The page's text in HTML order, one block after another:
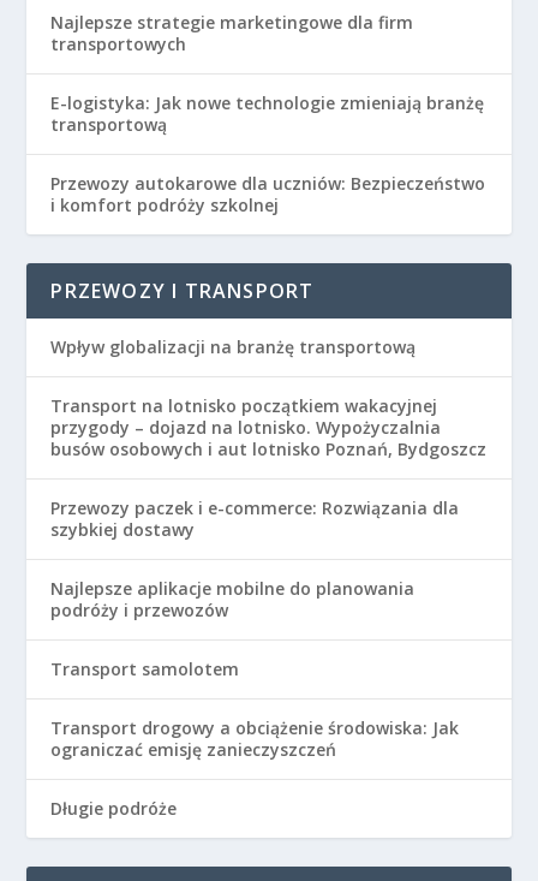
Najlepsze strategie marketingowe dla firm
transportowych
E-logistyka: Jak nowe technologie zmieniają branżę
transportową
Przewozy autokarowe dla uczniów: Bezpieczeństwo
i komfort podróży szkolnej
PRZEWOZY I TRANSPORT
Wpływ globalizacji na branżę transportową
Transport na lotnisko początkiem wakacyjnej
przygody – dojazd na lotnisko. Wypożyczalnia
busów osobowych i aut lotnisko Poznań, Bydgoszcz
Przewozy paczek i e-commerce: Rozwiązania dla
szybkiej dostawy
Najlepsze aplikacje mobilne do planowania
podróży i przewozów
Transport samolotem
Transport drogowy a obciążenie środowiska: Jak
ograniczać emisję zanieczyszczeń
Długie podróże